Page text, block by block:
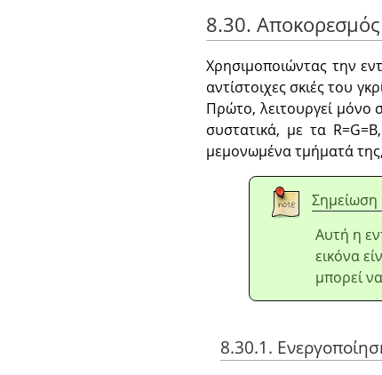
8.30. Αποκορεσμός
Χρησιμοποιώντας την
αντίστοιχες σκιές του
Πρώτο, λειτουργεί μόνο
συστατικά, με τα
μεμονωμένα τμήματά
Σημείωση
Αυτή η
εικόνα
μπορεί
8.30.1.